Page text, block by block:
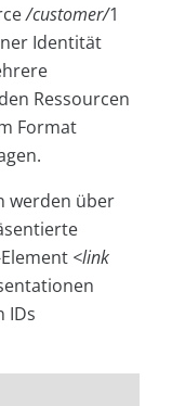
/customer/1
Identität
Ressourcen
Format
werden über
<link
IDs